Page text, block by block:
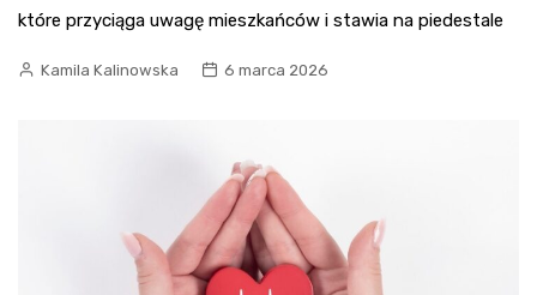
które przyciąga uwagę mieszkańców i stawia na piedestale
Kamila Kalinowska 6 marca 2026